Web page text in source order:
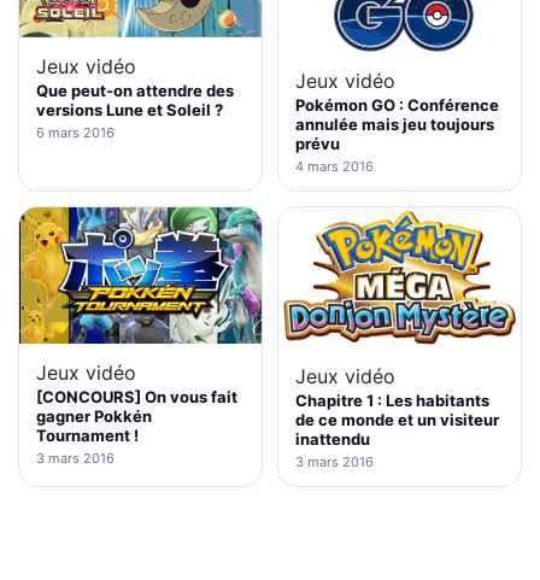
Jeux vidéo
Que peut-on attendre des
versions Lune et Soleil ?
6 mars 2016
Jeux vidéo
Pokémon GO : Conférence
annulée mais jeu toujours
prévu
4 mars 2016
Jeux vidéo
[CONCOURS] On vous fait
gagner Pokkén
Tournament !
3 mars 2016
Jeux vidéo
Chapitre 1 : Les habitants
de ce monde et un visiteur
inattendu
3 mars 2016